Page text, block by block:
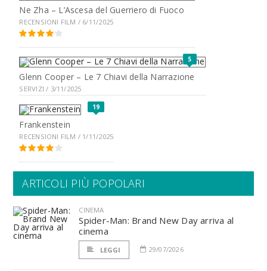
Ne Zha – L’Ascesa del Guerriero di Fuoco
RECENSIONI FILM / 6/11/2025
5
Glenn Cooper – Le 7 Chiavi della Narrazione
SERVIZI / 3/11/2025
19
Frankenstein
RECENSIONI FILM / 1/11/2025
ARTICOLI PIÙ POPOLARI
CINEMA
Spider-Man: Brand New Day arriva al
cinema
LEGGI 29/07/2026